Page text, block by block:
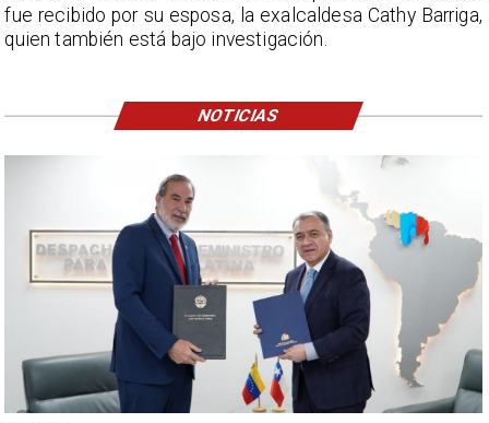
fue recibido por su esposa, la exalcaldesa Cathy Barriga,
quien también está bajo investigación.
NOTICIAS